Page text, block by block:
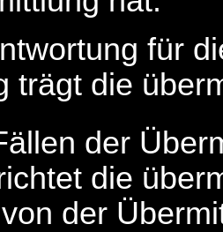
für
trägt die
der
die
der